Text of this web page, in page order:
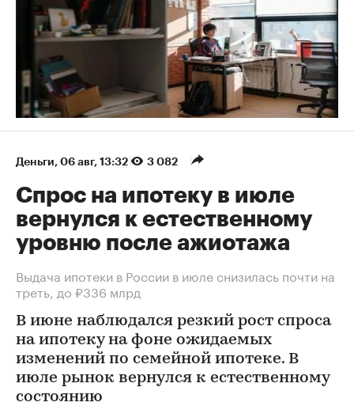
Деньги 06 авг, 13:32 3 082
Спрос на ипотеку в июле
вернулся к естественному
уровню после ажиотажа
Выдача ипотеки в России в июле снизилась почти на
треть, до ₽336 млрд
В июне наблюдался резкий рост спроса
на ипотеку на фоне ожидаемых
изменений по семейной ипотеке. В
июле рынок вернулся к естественному
состоянию